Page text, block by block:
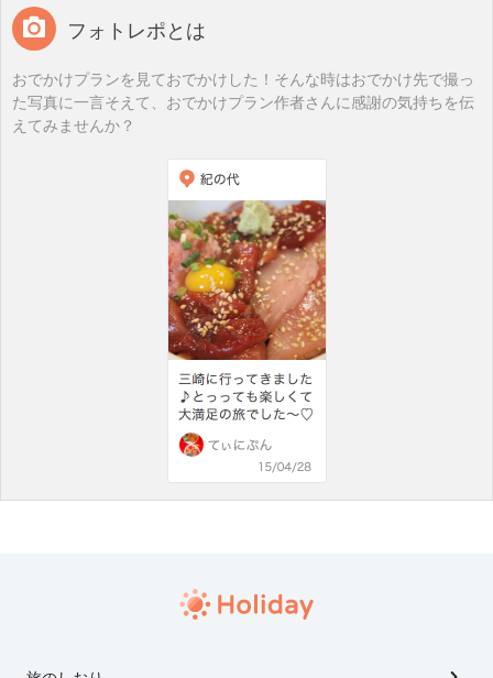
フォトレポとは
おでかけプランを見ておでかけした！そんな時はおでかけ先で撮っ
た写真に一言そえて、おでかけプラン作者さんに感謝の気持ちを伝
えてみませんか？